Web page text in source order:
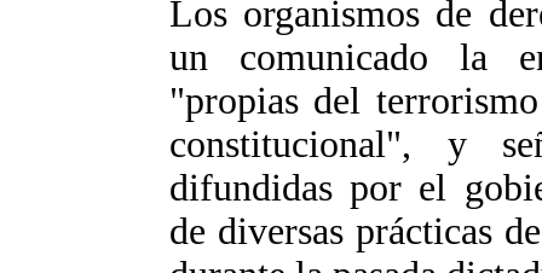
Los organismos de
un comunicado la
"propias del
constitucional", y
difundidas por el
de diversas prácticas